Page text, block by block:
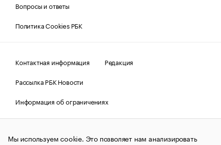
Вопросы и ответы
Политика Cookies РБК
Контактная информация
Редакция
Рассылка РБК Новости
Информация об ограничениях
Правовая информация
О соблюдении авторских прав
© АО «РОСБИЗНЕСКОНСАЛТИНГ»,1995–2026.Сообщения
Мы используем cookie. Это позволяет нам анализировать